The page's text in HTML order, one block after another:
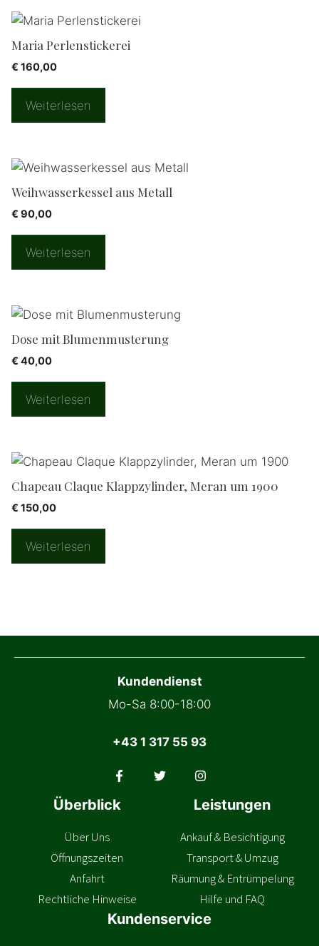
Maria Perlenstickerei
€ 160,00
Weiterlesen
Weihwasserkessel aus Metall
€ 90,00
Weiterlesen
Dose mit Blumenmusterung
€ 40,00
Weiterlesen
Chapeau Claque Klappzylinder, Meran um 1900
€ 150,00
Weiterlesen
Kundendienst
Mo-Sa 8:00-18:00
+43 1 317 55 93
Überblick
Über Uns
Öffnungszeiten
Anfahrt
Rechtliche Hinweise
Leistungen
Ankauf & Besichtigung
Transport & Umzug
Räumung & Entrümpelung
Hilfe und FAQ
Kundenservice